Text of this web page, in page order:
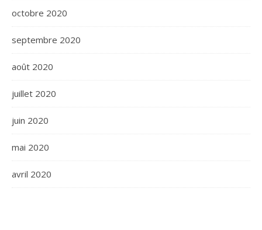
octobre 2020
septembre 2020
août 2020
juillet 2020
juin 2020
mai 2020
avril 2020